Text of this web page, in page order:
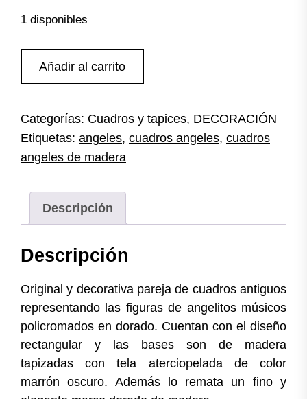
1 disponibles
cantidad
Añadir al carrito
Categorías: Cuadros y tapices, DECORACIÓN
Etiquetas: angeles, cuadros angeles, cuadros
angeles de madera
Descripción
Descripción
Original y decorativa pareja de cuadros antiguos
representando las figuras de angelitos músicos
policromados en dorado. Cuentan con el diseño
rectangular y las bases son de madera
tapizadas con tela aterciopelada de color
marrón oscuro. Además lo remata un fino y